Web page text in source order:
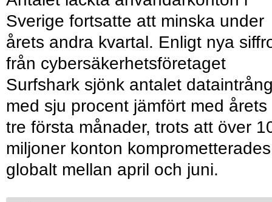
Sverige fortsatte att minska under
årets andra kvartal. Enligt nya
från cybersäkerhetsföretaget
Surfshark sjönk antalet
med sju procent jämfört med årets
tre första månader, trots att över
miljoner konton komprometterades
globalt mellan april och juni.